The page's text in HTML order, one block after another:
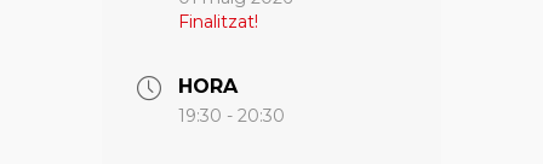
Finalitzat!
HORA
19:30 - 20:30